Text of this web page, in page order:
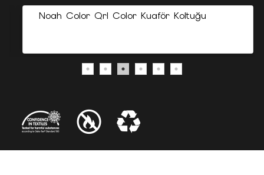
Noah Color Qrl Color Kuaför Koltuğu